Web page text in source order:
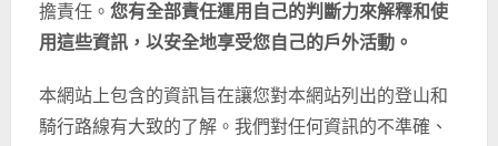
擔責任。 您有全部責任運用自己的判斷力來解釋和使
用這些資訊，以安全地享受您自己的戶外活動。
本網站上包含的資訊旨在讓您對本網站列出的登山和
騎行路線有大致的了解。我們對任何資訊的不準確、